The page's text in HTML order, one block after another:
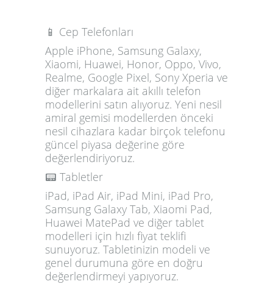
📱 Cep Telefonları
Apple iPhone, Samsung Galaxy,
Xiaomi, Huawei, Honor, Oppo, Vivo,
Realme, Google Pixel, Sony Xperia ve
diğer markalara ait akıllı telefon
modellerini satın alıyoruz. Yeni nesil
amiral gemisi modellerden önceki
nesil cihazlara kadar birçok telefonu
güncel piyasa değerine göre
değerlendiriyoruz.
📟 Tabletler
iPad, iPad Air, iPad Mini, iPad Pro,
Samsung Galaxy Tab, Xiaomi Pad,
Huawei MatePad ve diğer tablet
modelleri için hızlı fiyat teklifi
sunuyoruz. Tabletinizin modeli ve
genel durumuna göre en doğru
değerlendirmeyi yapıyoruz.